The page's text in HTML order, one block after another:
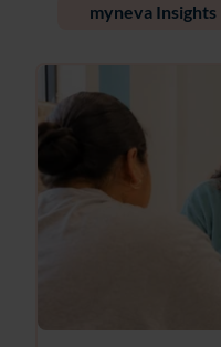
myneva Insights